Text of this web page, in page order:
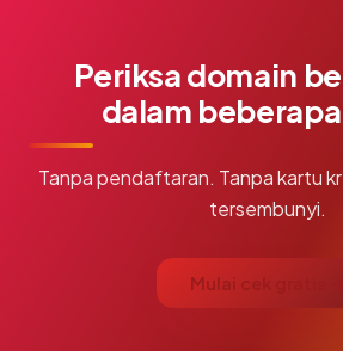
Periksa domain
dalam
Tanpa pendaftaran. Tanpa kartu
tersembunyi.
Mulai cek gratis →